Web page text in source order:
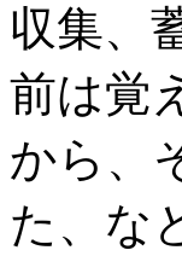
収集、
前は覚
から、
た、な